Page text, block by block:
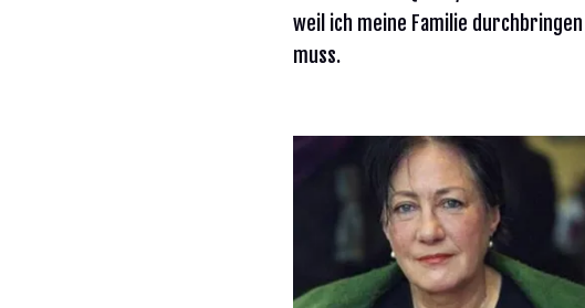
weil ich meine Familie durchbringen
muss.